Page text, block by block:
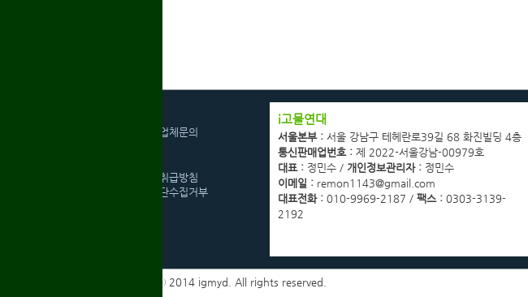
광고협력업체문의
개인정보취급방침
이메일무단수집거부
i고물연대
서울본부 : 서울 강남구 테헤란로39길 68 화진빌딩 4층
통신판매업번호 : 제 2022-서울강남-00979호
대표 : 정민수 / 개인정보관리자 : 정민수
이메일 : remon1143@gmail.com
대표전화 : 010-9969-2187 / 팩스 : 0303-3139-
2192
Copyrights ⓒ 2014 igmyd. All rights reserved.